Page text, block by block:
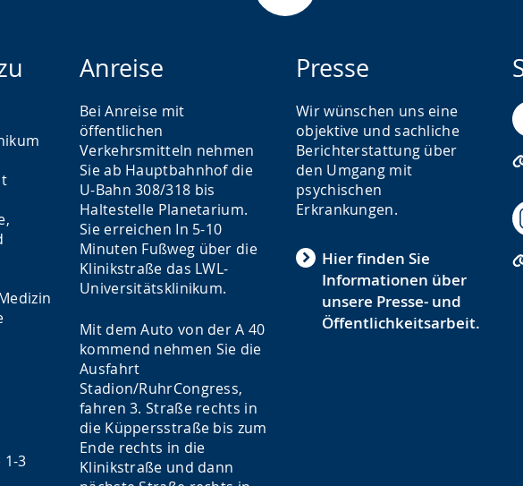
3
Anreise
Bei Anreise mit
öffentlichen
Verkehrsmitteln nehmen
Sie ab Hauptbahnhof die
U-Bahn 308/318 bis
Haltestelle Planetarium.
Sie erreichen In 5-10
Minuten Fußweg über die
Klinikstraße das LWL-
Universitätsklinikum.
Mit dem Auto von der A 40
kommend nehmen Sie die
Ausfahrt
Stadion/RuhrCongress,
fahren 3. Straße rechts in
die Küppersstraße bis zum
Ende rechts in die
Klinikstraße und dann
Presse
Wir wünschen uns eine
objektive und sachliche
Berichterstattung über
den Umgang mit
psychischen
Erkrankungen.
Hier finden Sie
Informationen über
unsere Presse- und
Öffentlichkeitsarbeit.